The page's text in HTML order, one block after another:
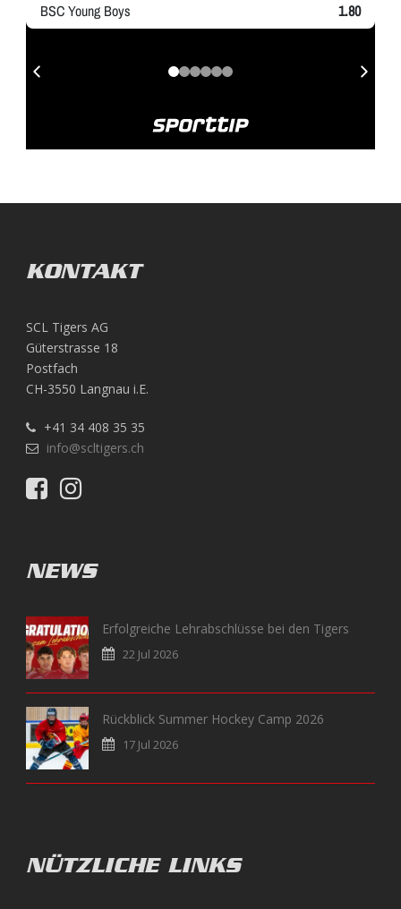
KONTAKT
SCL Tigers AG
Güterstrasse 18
Postfach
CH-3550 Langnau i.E.
+41 34 408 35 35
info@scltigers.ch
NEWS
Erfolgreiche Lehrabschlüsse bei den Tigers
22 Jul 2026
Rückblick Summer Hockey Camp 2026
17 Jul 2026
NÜTZLICHE LINKS